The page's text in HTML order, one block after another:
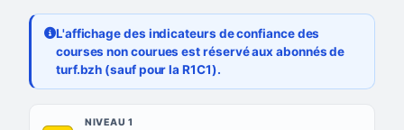
L'affichage des indicateurs de confiance des
courses non courues est réservé aux abonnés de
turf.bzh (sauf pour la R1C1).
NIVEAU 1